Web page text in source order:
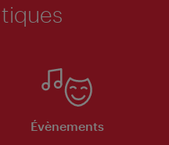
Évènements